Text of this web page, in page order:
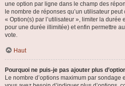
une option par ligne dans le champ des
le nombre de réponses qu’un utilisateur
« Option(s) par l’utilisateur », limiter la durée
pour une durée illimitée) et enfin permettre
vote.
Haut
Pourquoi ne puis-je pas ajouter plus
Le nombre d’options maximum par sondage